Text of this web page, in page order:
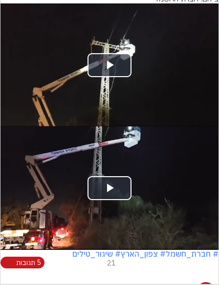
Play
Video
Play
Video
# חברת_חשמל# צפון_הארץ# שיגור_טילים
21 5 תגובות